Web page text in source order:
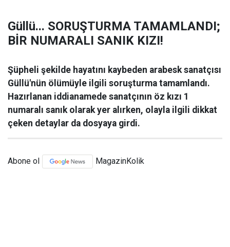
Güllü... SORUŞTURMA TAMAMLANDI;
BİR NUMARALI SANIK KIZI!
Şüpheli şekilde hayatını kaybeden arabesk sanatçısı
Güllü'nün ölümüyle ilgili soruşturma tamamlandı.
Hazırlanan iddianamede sanatçının öz kızı 1
numaralı sanık olarak yer alırken, olayla ilgili dikkat
çeken detaylar da dosyaya girdi.
Abone ol MagazinKolik